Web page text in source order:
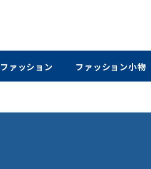
ファッション ファッション小物